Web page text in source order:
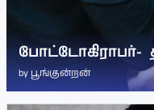
போட்டோகிராபர்-
by பூங்குன்றன்